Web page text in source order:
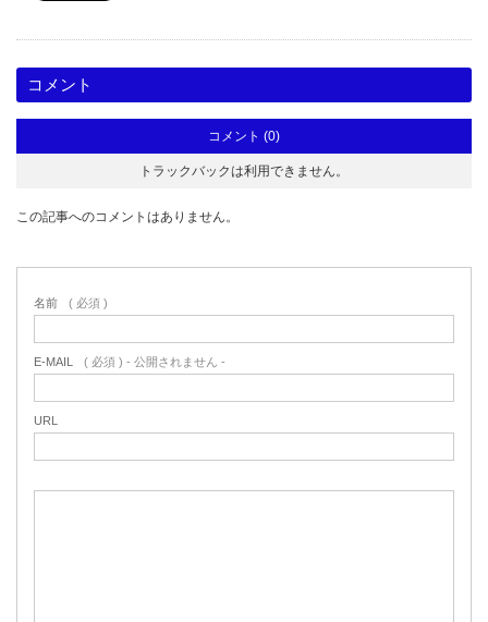
コメント
コメント (0)
トラックバックは利用できません。
この記事へのコメントはありません。
名前 ( 必須 )
E-MAIL ( 必須 ) - 公開されません -
URL